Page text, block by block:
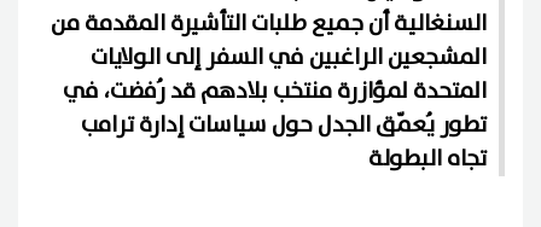
السنغالية أن جميع طلبات التأشيرة المقدمة من
المشجعين الراغبين في السفر إلى الولايات
المتحدة لمؤازرة منتخب بلادهم قد رُفضت، في
تطور يُعمّق الجدل حول سياسات إدارة ترامب
تجاه البطولة